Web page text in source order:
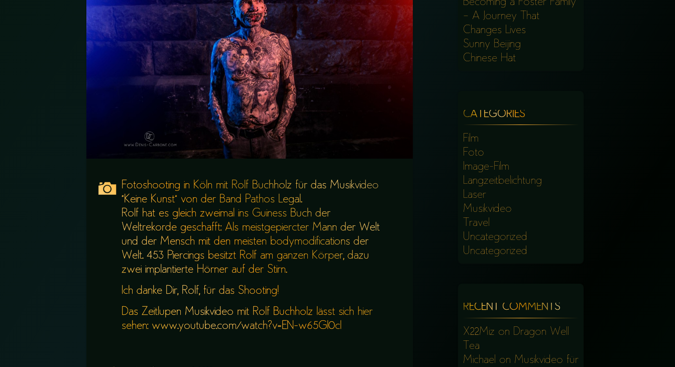
Fotoshooting in Köln mit Rolf Buchholz für das Musikvideo
“Keine Kunst” von der Band Pathos Legal.
Rolf hat es gleich zweimal ins Guiness Buch der
Weltrekorde geschafft: Als meistgepiercter Mann der Welt
und der Mensch mit den meisten bodymodifications der
Welt. 453 Piercings besitzt Rolf am ganzen Körper, dazu
zwei implantierte Hörner auf der Stirn.
Ich danke Dir, Rolf, für das Shooting!
Das Zeitlupen Musikvideo mit Rolf Buchholz lässt sich hier
sehen: www.youtube.com/watch?v=EN-w65GI0cI
Becoming a Foster Family
– A Journey That
Changes Lives
Sunny Beijing
Chinese Hat
CATEGORIES
Film
Foto
Image-Film
Langzeitbelichtung
Laser
Musikvideo
Travel
Uncategorized
Uncategorized
RECENT COMMENTS
X22Miz on Dragon Well
Tea
Michael on Musikvideo für